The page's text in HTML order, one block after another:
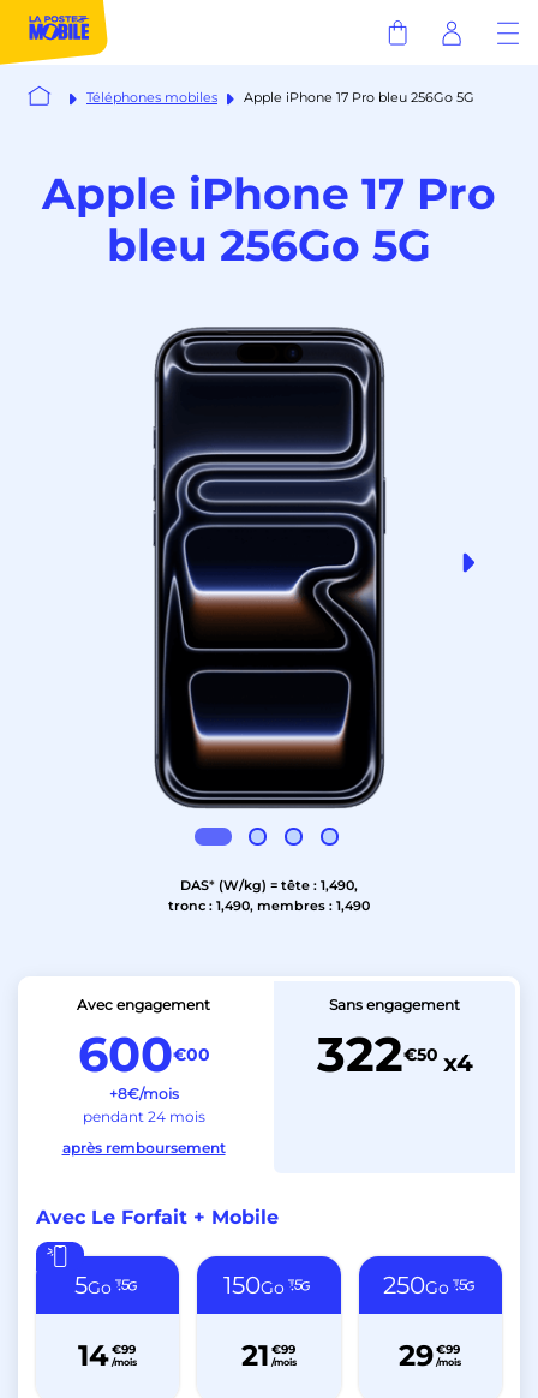
Téléphones mobiles Apple iPhone 17 Pro bleu 256Go 5G
Apple iPhone 17 Pro
bleu 256Go 5G
DAS* (W/kg) = tête : 1,490,
tronc : 1,490, membres : 1,490
Avec engagement
600€00
+8€/mois
pendant 24 mois
après remboursement
Sans engagement
322€50 x4
Avec Le Forfait + Mobile
5Go
14€99
/mois
150Go
21 €99
/mois
250Go
29€99
/mois